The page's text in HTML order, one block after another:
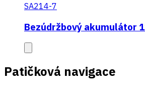
SA214-7
Bezúdržbový akumulátor
Patičková navigace